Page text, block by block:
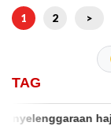
1 2 >
TAG
haji